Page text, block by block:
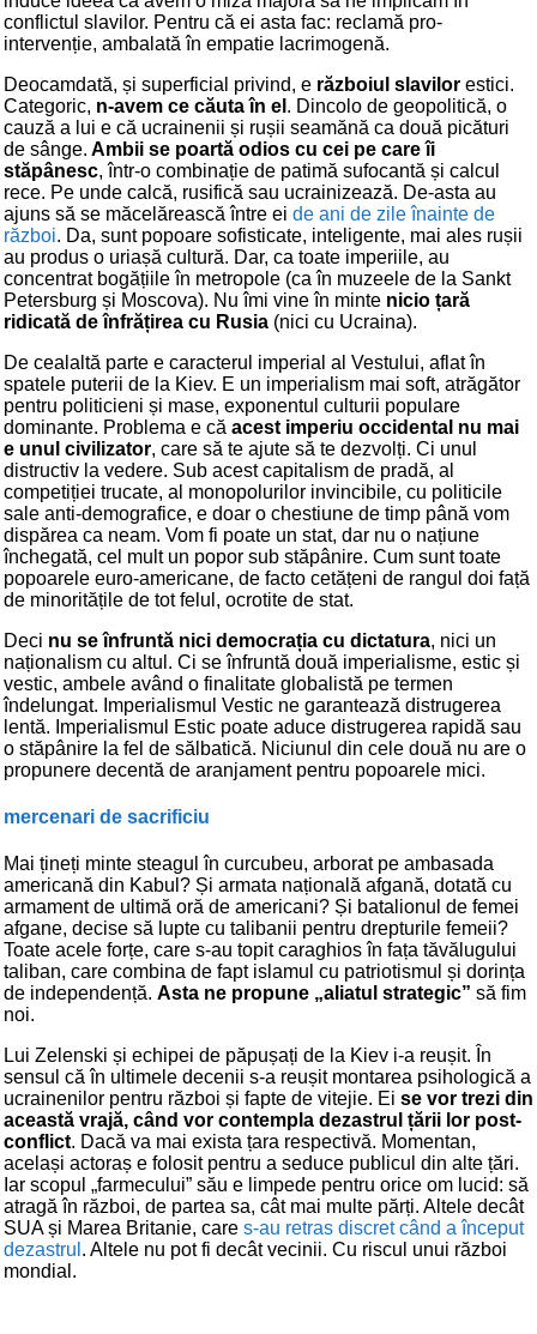
conflictul slavilor. Pentru că ei asta fac: reclamă pro-
intervenție, ambalată în empatie lacrimogenă.
Deocamdată, și superficial privind, e războiul slavilor estici.
Categoric, n-avem ce căuta în el . Dincolo de geopolitică, o
cauză a lui e că ucrainenii și rușii seamănă ca două picături
de sânge. Ambii se poartă odios cu cei pe care îi
stăpânesc, într-o combinație de patimă sufocantă și calcul
rece. Pe unde calcă, rusifică sau ucrainizează. De-asta au
ajuns să se măcelărească între ei de ani de zile înainte de
război. Da, sunt popoare sofisticate, inteligente, mai ales rușii
au produs o uriașă cultură. Dar, ca toate imperiile, au
concentrat bogățiile în metropole (ca în muzeele de la Sankt
Petersburg și Moscova). Nu îmi vine în minte nicio țară
ridicată de înfrățirea cu Rusia (nici cu Ucraina).
De cealaltă parte e caracterul imperial al Vestului, aflat în
spatele puterii de la Kiev. E un imperialism mai soft, atrăgător
pentru politicieni și mase, exponentul culturii populare
dominante. Problema e că acest imperiu occidental nu mai
e unul civilizator, care să te ajute să te dezvolți. Ci unul
distructiv la vedere. Sub acest capitalism de pradă, al
competiției trucate, al monopolurilor invincibile, cu politicile
sale anti-demografice, e doar o chestiune de timp până vom
dispărea ca neam. Vom fi poate un stat, dar nu o națiune
închegată, cel mult un popor sub stăpânire. Cum sunt toate
popoarele euro-americane, de facto cetățeni de rangul doi față
de minoritățile de tot felul, ocrotite de stat.
Deci nu se înfruntă nici democrația cu dictatura, nici un
naționalism cu altul. Ci se înfruntă două imperialisme, estic și
vestic, ambele având o finalitate globalistă pe termen
îndelungat. Imperialismul Vestic ne garantează distrugerea
lentă. Imperialismul Estic poate aduce distrugerea rapidă sau
o stăpânire la fel de sălbatică. Niciunul din cele două nu are o
propunere decentă de aranjament pentru popoarele mici.
mercenari de sacrificiu
Mai țineți minte steagul în curcubeu, arborat pe ambasada
americană din Kabul? Și armata națională afgană, dotată cu
armament de ultimă oră de americani? Și batalionul de femei
afgane, decise să lupte cu talibanii pentru drepturile femeii?
Toate acele forțe, care s-au topit caraghios în fața tăvălugului
taliban, care combina de fapt islamul cu patriotismul și dorința
de independență. Asta ne propune „aliatul strategic” să fim
noi.
Lui Zelenski și echipei de păpușați de la Kiev i-a reușit. În
sensul că în ultimele decenii s-a reușit montarea psihologică a
ucrainenilor pentru război și fapte de vitejie. Ei se vor trezi din
această vrajă, când vor contempla dezastrul țării lor post-
conflict. Dacă va mai exista țara respectivă. Momentan,
același actoraș e folosit pentru a seduce publicul din alte țări.
Iar scopul „farmecului” său e limpede pentru orice om lucid: să
atragă în război, de partea sa, cât mai multe părți. Altele decât
SUA și Marea Britanie, care s-au retras discret când a început
dezastrul . Altele nu pot fi decât vecinii. Cu riscul unui război
mondial.